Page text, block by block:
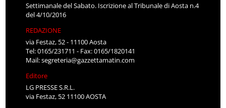
Settimanale del Sabato. Iscrizione al Tribunale di Aosta n.4
del 4/10/2016
REDAZIONE
via Festaz, 52 - 11100 Aosta
Tel: 0165/231711 - Fax: 0165/1820141
Mail:segreteria@gazzettamatin.com
Editore
LG PRESSE S.R.L.
via Festaz, 52 11100 AOSTA